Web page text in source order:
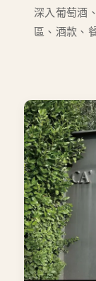
深入葡萄酒
區、酒款、